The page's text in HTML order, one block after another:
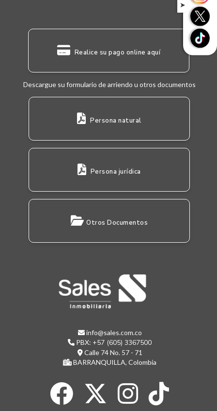
Realice su pago online aquí
Descargue su formulario de arriendo u otros documentos
Persona natural
Persona jurídica
Otros Documentos
info@sales.com.co
PBX: +57 (605) 3367500
Calle 74 No. 57 - 71
BARRANQUILLA, Colombia
➤